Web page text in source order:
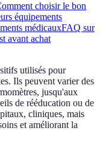
choisir le bon
équipements
médicauxFAQ sur
avant achat
utilisés pour
Ils peuvent varier des
jusqu'aux
de rééducation ou de
cliniques, mais
et améliorant la